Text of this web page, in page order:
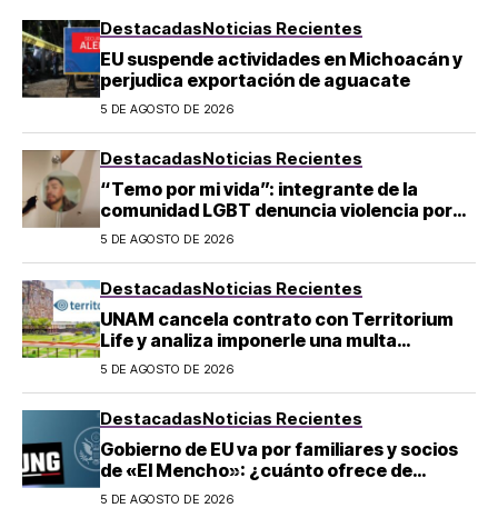
DestacadasNoticias Recientes
EU suspende actividades en Michoacán y
perjudica exportación de aguacate
5 DE AGOSTO DE 2026
DestacadasNoticias Recientes
“Temo por mi vida”: integrante de la
comunidad LGBT denuncia violencia por
homofobia en Tecámac
5 DE AGOSTO DE 2026
DestacadasNoticias Recientes
UNAM cancela contrato con Territorium
Life y analiza imponerle una multa
económica por exámenes en línea
5 DE AGOSTO DE 2026
DestacadasNoticias Recientes
Gobierno de EU va por familiares y socios
de «El Mencho»: ¿cuánto ofrece de
recompensa por su sucesor?
5 DE AGOSTO DE 2026